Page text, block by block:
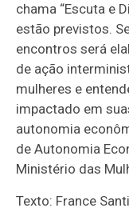
chama “Escuta e
estão previstos.
encontros será
de ação
mulheres e
impactado em
autonomia
de Autonomia
Ministério das
Texto: France